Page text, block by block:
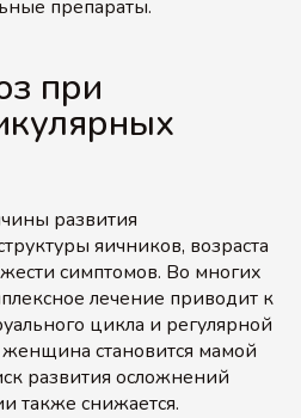
препараты.
при
развития
яичников, возраста
симптомов. Во многих
лечение приводит к
цикла и регулярной
становится мамой
развития осложнений
также снижается.